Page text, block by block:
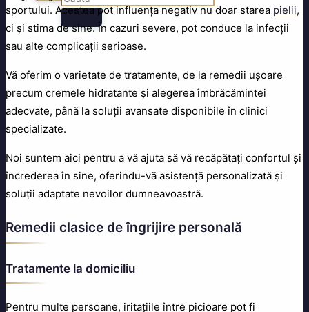
sportului. Acestea pot influența negativ nu doar starea pielii,
ci și stima de sine. În cazuri severe, pot conduce la infecții
sau alte complicații serioase.
Vă oferim o varietate de tratamente, de la remedii ușoare
precum cremele hidratante și alegerea îmbrăcămintei
adecvate, până la soluții avansate disponibile în clinici
specializate.
Noi suntem aici pentru a vă ajuta să vă recăpătați confortul și
încrederea în sine, oferindu-vă asistență personalizată și
soluții adaptate nevoilor dumneavoastră.
Remedii clasice de îngrijire personală
Tratamente la domiciliu
Pentru multe persoane, iritațiile între picioare pot fi